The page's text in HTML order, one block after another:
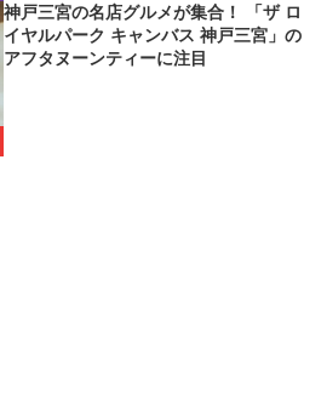
神戸三宮の名店グルメが集合！ 「ザ ロ
イヤルパーク キャンバス 神戸三宮」の
アフタヌーンティーに注目